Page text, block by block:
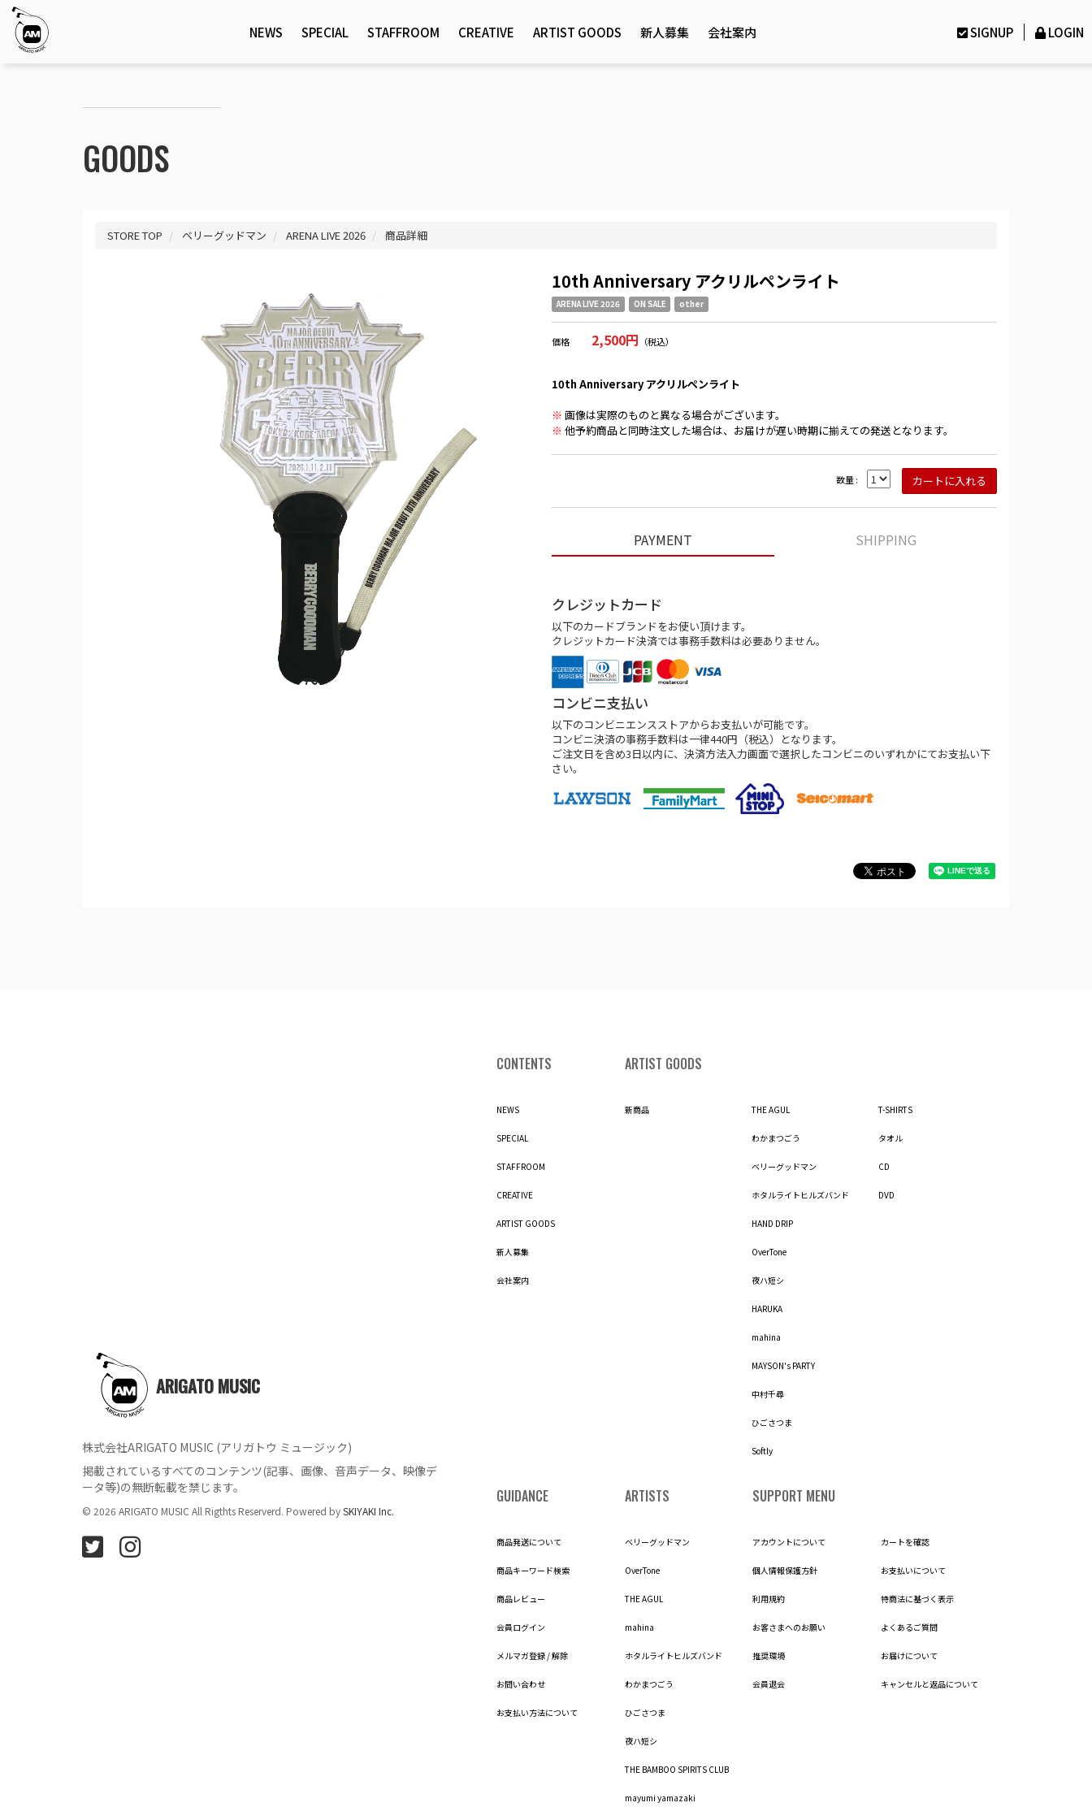
NEWS SPECIAL STAFFROOM CREATIVE ARTIST GOODS 新人募集 会社案内 SIGNUP LOGIN
GOODS
STORE TOP ベリーグッドマン ARENA LIVE 2026 商品詳細
10th Anniversary アクリルペンライト
ARENA LIVE 2026 ON SALE other
価格 2,500円 （税込）
10th Anniversary アクリルペンライト
※ 画像は実際のものと異なる場合がございます。
※ 他予約商品と同時注文した場合は、お届けが遅い時期に揃えての発送となります。
数量 :
PAYMENT SHIPPING
クレジットカード
以下のカードブランドをお使い頂けます。
クレジットカード決済では事務手数料は必要ありません。
コンビニ支払い
以下のコンビニエンスストアからお支払いが可能です。
コンビニ決済の事務手数料は一律440円（税込）となります。
ご注文日を含め3日以内に、決済方法入力画面で選択したコンビニのいずれかにてお支払い下
さい。
ARIGATO MUSIC
株式会社ARIGATO MUSIC (アリガトウ ミュージック)
掲載されているすべてのコンテンツ(記事、画像、音声データ、映像デ
ータ等)の無断転載を禁じます。
© 2026 ARIGATO MUSIC All Rigthts Reserverd. Powered bySKIYAKI Inc.
CONTENTS
NEWS
SPECIAL
STAFFROOM
CREATIVE
ARTIST GOODS
新人募集
会社案内
ARTIST GOODS
新商品 THE AGUL
わかまつごう
ベリーグッドマン
ホタルライトヒルズバンド
HAND DRIP
OverTone
夜ハ短シ
HARUKA
mahina
MAYSON's PARTY
中村千尋
ひごさつま
Softly
T-SHIRTS
タオル
CD
DVD
GUIDANCE
商品発送について
商品キーワード検索
商品レビュー
会員ログイン
メルマガ登録 / 解除
お問い合わせ
お支払い方法について
ARTISTS
ベリーグッドマン
OverTone
THE AGUL
mahina
ホタルライトヒルズバンド
わかまつごう
ひごさつま
夜ハ短シ
THE BAMBOO SPIRITS CLUB
mayumi yamazaki
SUPPORT MENU
アカウントについて
個人情報保護方針
利用規約
お客さまへのお願い
推奨環境
会員退会
カートを確認
お支払いについて
特商法に基づく表示
よくあるご質問
お届けについて
キャンセルと返品について